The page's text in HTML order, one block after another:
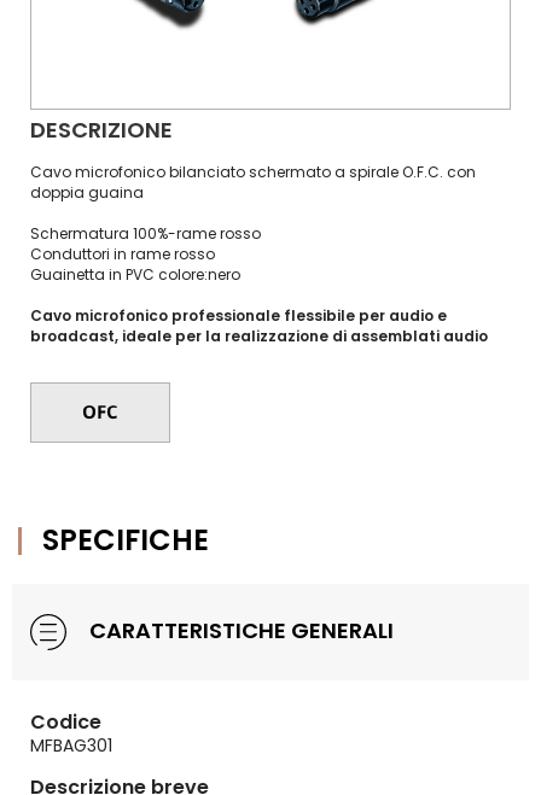
DESCRIZIONE
Cavo microfonico bilanciato schermato a spirale O.F.C. con
doppia guaina
Schermatura 100%-rame rosso
Conduttori in rame rosso
Guainetta in PVC colore:nero
Cavo microfonico professionale flessibile per audio e
broadcast, ideale per la realizzazione di assemblati audio
SPECIFICHE
CARATTERISTICHE GENERALI
Codice
MFBAG301
Descrizione breve